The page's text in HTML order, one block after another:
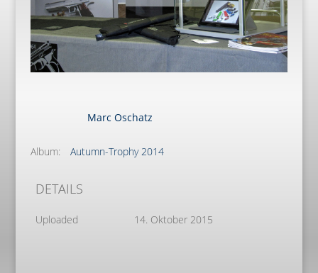
Marc Oschatz
Album: Autumn-Trophy 2014
DETAILS
Uploaded 14. Oktober 2015